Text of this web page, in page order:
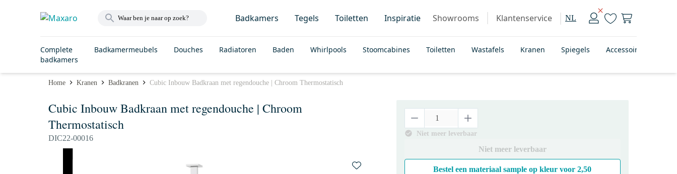
Badkamers Tegels Toiletten Inspiratie Showrooms Klantenservice NL
Complete
badkamers
Badkamermeubels Douches Radiatoren Baden Whirlpools Stoomcabines Toiletten Wastafels Kranen Spiegels Accessoires
Home Kranen Badkranen Cubic Inbouw Badkraan met regendouche | Chroom Thermostatisch
Cubic Inbouw Badkraan met regendouche | Chroom
Thermostatisch
DIC22-00016
Niet meer leverbaar
Niet meer leverbaar
Bestel een materiaal sample op kleur voor2,50